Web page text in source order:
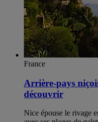
France
Arrière-pays
découvrir
Nice épouse le rivage